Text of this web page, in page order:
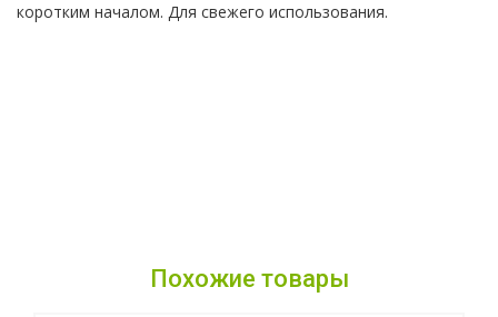
коротким началом. Для свежего использования.
Похожие товары